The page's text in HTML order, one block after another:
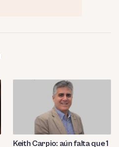
Keith Carpio: aún falta que 1